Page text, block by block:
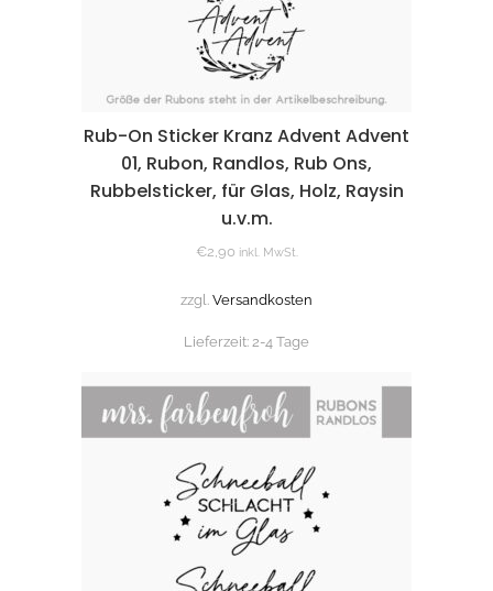
Rub-On Sticker Kranz Advent Advent
01, Rubon, Randlos, Rub Ons,
Rubbelsticker, für Glas, Holz, Raysin
u.v.m.
€2,90 inkl. MwSt.
zzgl. Versandkosten
Lieferzeit: 2-4 Tage